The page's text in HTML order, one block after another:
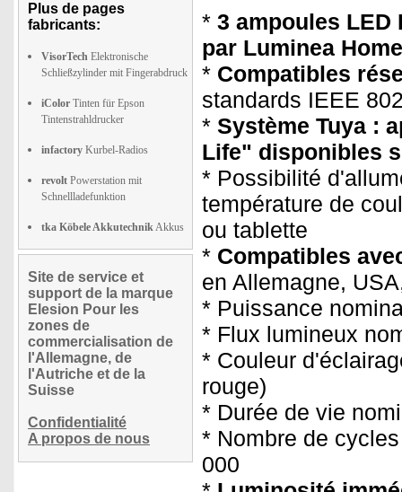
Plus de pages
fabricants:
VisorTech Elektronische
Schließzylinder mit Fingerabdruck
iColor Tinten für Epson
Tintenstrahldrucker
infactory Kurbel-Radios
revolt Powerstation mit
Schnellladefunktion
tka Köbele AkkutechnikAkkus
Site de service et
support de la marque
Elesion Pour les
zones de
commercialisation de
l'Allemagne, de
l'Autriche et de la
Suisse
Confidentialité
A propos de nous
* 3 ampoules LED
par Luminea
* Compatibles
standards IEEE
* Système Tuya :
Life" disponibles
* Possibilité
température de
ou tablette
* Compatibles
en Allemagne,
* Puissance
* Flux lumineux
* Couleur
rouge)
* Durée de vie
* Nombre de
000